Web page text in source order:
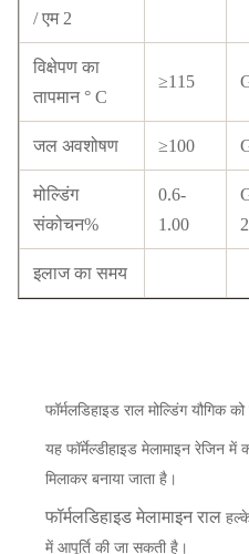
/ एम 2
विक्षेपण का
तापमान ° C
≥115
जल अवशोषण ≥100
मोल्डिंग
संकोचन%
0.6-
1.00
2
इलाज का समय
फॉर्मलडिहाइड राल मोल्डिंग यौगिक
यह फॉर्मेल्डीहाइड मेलामाइन रेजिन
मिलाकर बनाया जाता है।
फॉर्मलडिहाइड मेलामाइनराल
में आपूर्ति की जा सकती है।